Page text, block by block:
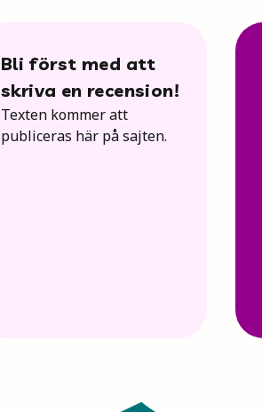
Bli först med att
skriva en recension!
Texten kommer att
publiceras här på sajten.